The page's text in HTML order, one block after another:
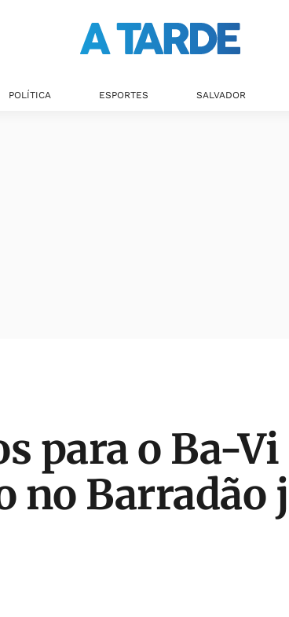
POLÍTICA ESPORTES SALVADOR
para o Ba-Vi
no Barradão